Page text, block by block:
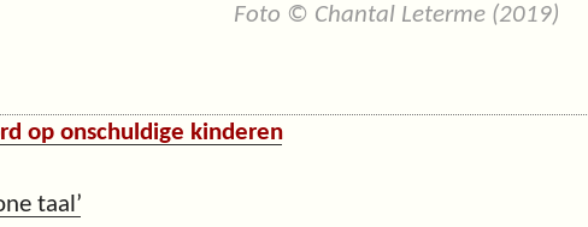
Foto © Chantal Leterme (2019)
op onschuldige kinderen
taal’